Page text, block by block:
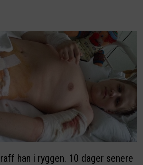
han i ryggen. 10 dager senere